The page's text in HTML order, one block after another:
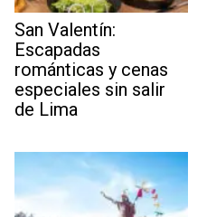
San Valentín:
Escapadas
románticas y cenas
especiales sin salir
de Lima